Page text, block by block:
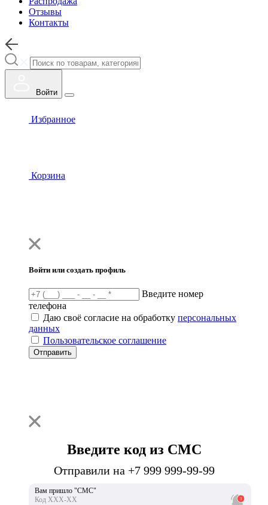
Отзывы
Контакты
Войти
Избранное
Корзина
Войти или создать профиль
Введите номер
телефона
Даю своё согласие на обработку персональных
данных
Пользовательское соглашение
Отправить
Введите код из СМС
Отправили на +7 999 999-99-99
Вам пришло "СМС"
Код ХХХ-ХХ